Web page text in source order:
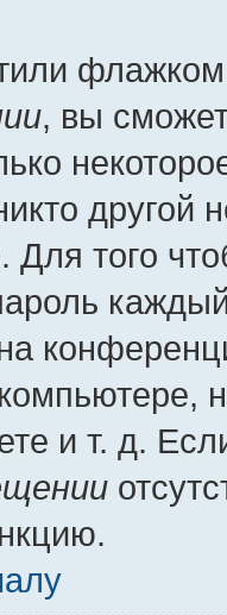
, вы
другой
Для того
и т. д.